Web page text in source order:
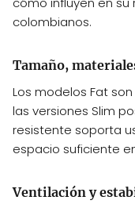
colombianos.
Tamaño,
Los modelos Fat
las versiones Slim
resistente soporta
espacio suficiente
Ventilación y